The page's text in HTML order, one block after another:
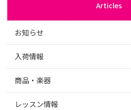
Articles
お知らせ
入荷情報
商品・楽器
レッスン情報